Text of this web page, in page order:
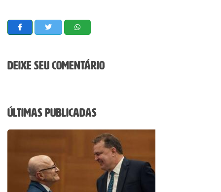
Deixe seu comentário
Últimas Publicadas